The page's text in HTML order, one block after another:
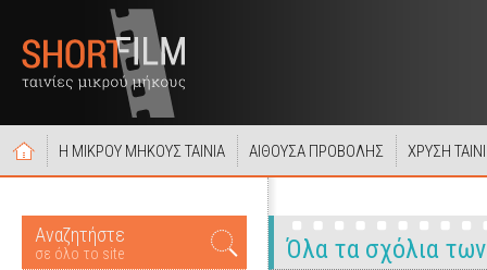
Η ΜΙΚΡΟΥ ΜΗΚΟΥΣ ΤΑΙΝΙΑ ΑΙΘΟΥΣΑ ΠΡΟΒΟΛΗΣ ΧΡΥΣΗ
Αναζητήστε
σε όλο το site Όλα τα σχόλια των